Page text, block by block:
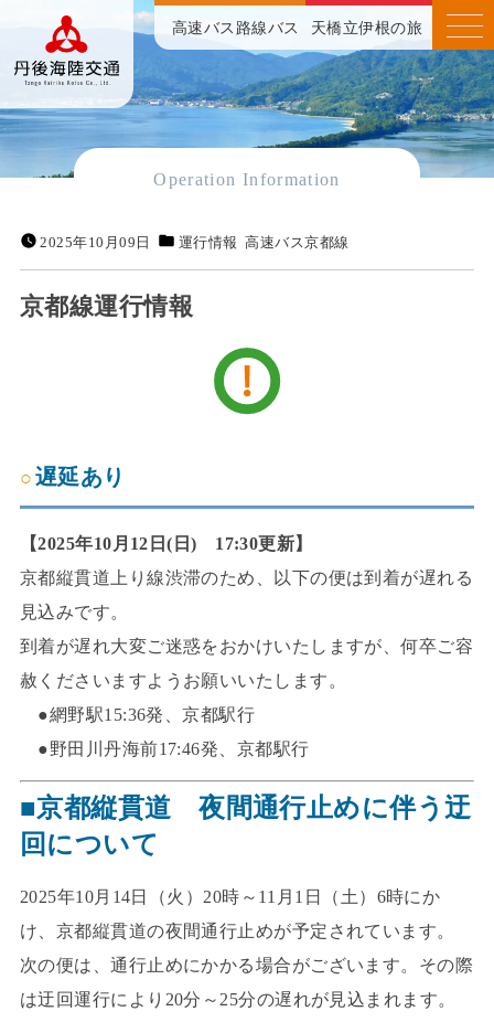
高速バス 路線バス 天橋立伊根の旅
Operation Information
2025年10月09日 運行情報 高速バス京都線
京都線運行情報
遅延あり
【2025年10月12日(日) 17:30更新】
京都縦貫道上り線渋滞のため、以下の便は到着が遅れる
見込みです。
到着が遅れ大変ご迷惑をおかけいたしますが、何卒ご容
赦くださいますようお願いいたします。
●網野駅15:36発、京都駅行
●野田川丹海前17:46発、京都駅行
■京都縦貫道 夜間通行止めに伴う迂
回について
2025年10月14日（火）20時～11月1日（土）6時にか
け、京都縦貫道の夜間通行止めが予定されています。
次の便は、通行止めにかかる場合がございます。その際
は迂回運行により20分～25分の遅れが見込まれます。